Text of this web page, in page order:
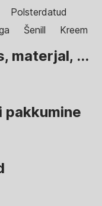
Polsterdatud
Šenill Kreem
materjal, ...
pakkumine